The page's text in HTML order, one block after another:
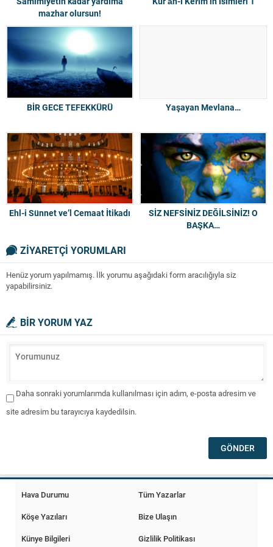
mazhar olursun!
BİR GECE TEFEKKÜRÜ Yaşayan Mevlana…
Ehl-i Sünnet ve’l Cemaat İtikadı
SİZ NEFSİNİZ DEĞİLSİNİZ! O
BAŞKA…
ZİYARETÇİ YORUMLARI
Henüz yorum yapılmamış. İlk yorumu aşağıdaki form aracılığıyla siz
yapabilirsiniz.
BİR YORUM YAZ
Daha sonraki yorumlarımda kullanılması için adım, e-posta adresim ve
site adresim bu tarayıcıya kaydedilsin.
Hava Durumu
Tüm Yazarlar
Köşe Yazıları
Bize Ulaşın
Künye Bilgileri
Gizlilik Politikası